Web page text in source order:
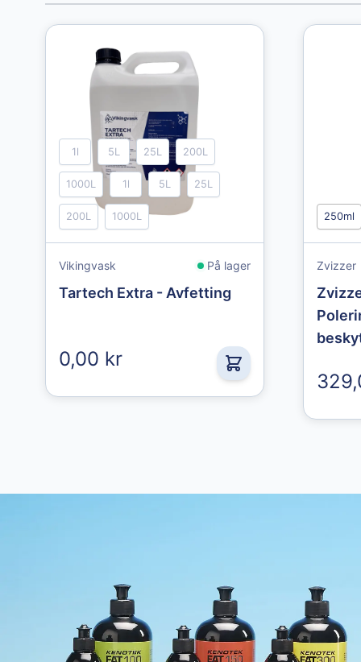
1l 5L 25L 200L
1000L 1l 5L 25L
200L 1000L
Vikingvask På lager
Tartech Extra - Avfetting
0,00 kr
250ml
Zvizzer